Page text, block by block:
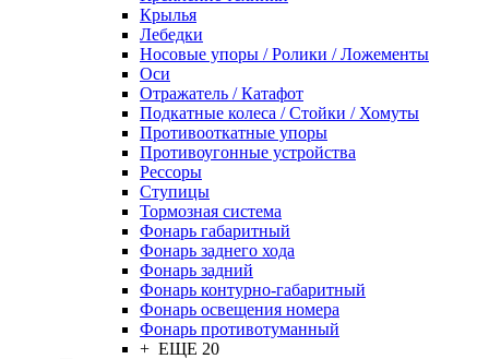
Крылья
Лебедки
Носовые упоры / Ролики / Ложементы
Оси
Отражатель / Катафот
Подкатные колеса / Стойки / Хомуты
Противооткатные упоры
Противоугонные устройства
Рессоры
Ступицы
Тормозная система
Фонарь габаритный
Фонарь заднего хода
Фонарь задний
Фонарь контурно-габаритный
Фонарь освещения номера
Фонарь противотуманный
+ ЕЩЕ 20